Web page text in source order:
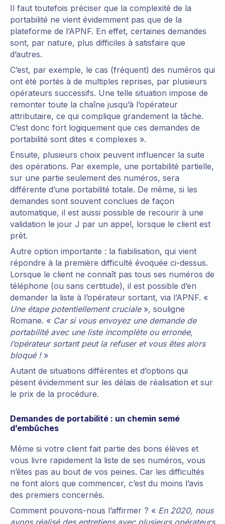
Il faut toutefois préciser que la complexité de la
portabilité ne vient évidemment pas que de la
plateforme de l’APNF. En effet, certaines demandes
sont, par nature, plus difficiles à satisfaire que
d’autres.
C’est, par exemple, le cas (fréquent) des numéros qui
ont été portés à de multiples reprises, par plusieurs
opérateurs successifs. Une telle situation impose de
remonter toute la chaîne jusqu’à l’opérateur
attributaire, ce qui complique grandement la tâche.
C’est donc fort logiquement que ces demandes de
portabilité sont dites « complexes ».
Ensuite, plusieurs choix peuvent influencer la suite
des opérations. Par exemple, une portabilité partielle,
sur une partie seulement des numéros, sera
différente d’une portabilité totale. De même, si les
demandes sont souvent conclues de façon
automatique, il est aussi possible de recourir à une
validation le jour J par un appel, lorsque le client est
prêt.
Autre option importante : la fiabilisation, qui vient
répondre à la première difficulté évoquée ci-dessus.
Lorsque le client ne connaît pas tous ses numéros de
téléphone (ou sans certitude), il est possible d’en
demander la liste à l’opérateur sortant, via l’APNF. «
Une étape potentiellement cruciale», souligne
Romane. « Car si vous envoyez une demande de
portabilité avec une liste incomplète ou erronée,
l’opérateur sortant peut la refuser et vous êtes alors
bloqué !»
Autant de situations différentes et d’options qui
pèsent évidemment sur les délais de réalisation et sur
le prix de la procédure.
Demandes de portabilité : un chemin semé
d’embûches
Même si votre client fait partie des bons élèves et
vous livre rapidement la liste de ses numéros, vous
n’êtes pas au bout de vos peines. Car les difficultés
ne font alors que commencer, c’est du moins l’avis
des premiers concernés.
Comment pouvons-nous l’affirmer ? « En 2020, nous
avons réalisé des entretiens avec plusieurs opérateurs